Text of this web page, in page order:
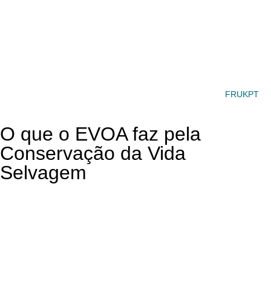
PT
UK
FR
O que o EVOA faz pela
Conservação da Vida
Selvagem